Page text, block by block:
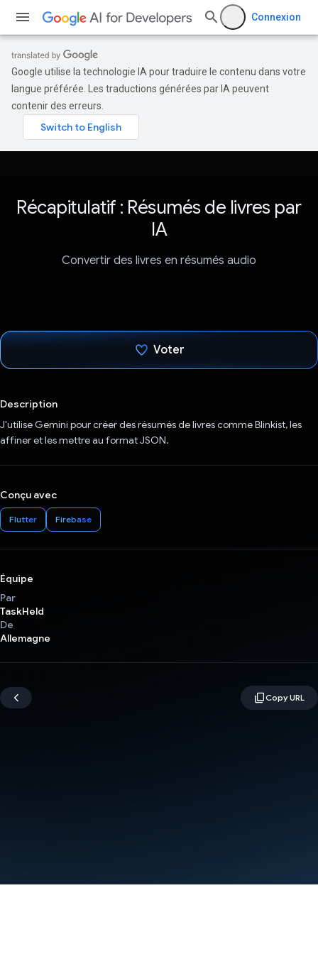
Connexion
Google utilise la technologie IA pour traduire le contenu dans votre
langue préférée. Les traductions générées par IA peuvent
contenir des erreurs.
Récapitulatif : Résumés de livres par
IA
Convertir des livres en résumés audio
Voter
Description
J'utilise Gemini pour créer des résumés de livres comme Blinkist, les
affiner et les mettre au format JSON.
Conçu avec
Flutter Firebase
Équipe
Par
TaskHeld
De
Allemagne